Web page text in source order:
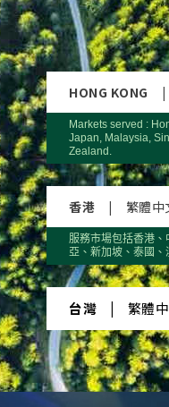
HONG KONG |
Markets served :
Japan, Malaysia,
Zealand.
香港 | 繁體中
服務市場包括香港
亞、新加坡、泰國、
台灣 繁體